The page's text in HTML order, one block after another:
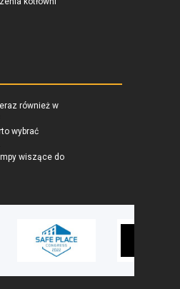
również w
wybrać
wiszące do